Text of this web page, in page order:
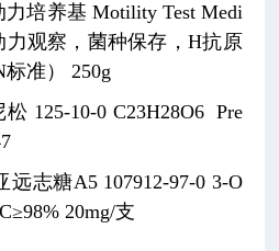
力培养基 Motility Test Medi
力观察，菌种保存，H抗原
准）
250g
松 125-10-0 C23H28O6 Pre
远志糖A5 107912-97-0 3-O
20mg/支